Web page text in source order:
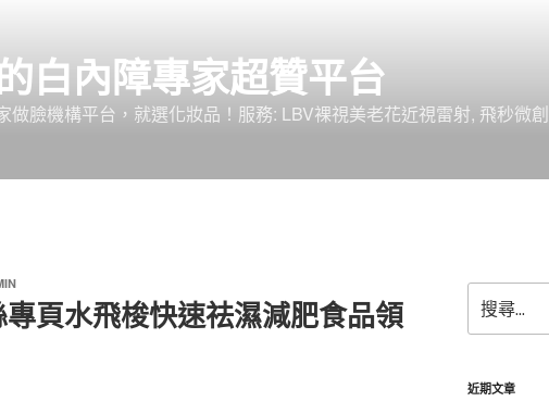
白內障專家超贊平台
做臉機構平台，就選化妝品！服務: LBV裸視美老花近視雷射, 飛秒微
頁水飛梭快速祛濕減肥食品領
尋
關
字:
近期文章